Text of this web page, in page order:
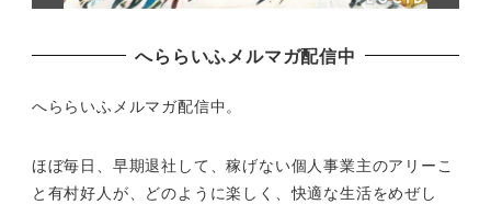
へららいふメルマガ配信中
へららいふメルマガ配信中。
ほぼ毎日、早期退社して、稼げない個人事業主のアリーこ
と有村好人が、どのように楽しく、快適な生活をめぜし